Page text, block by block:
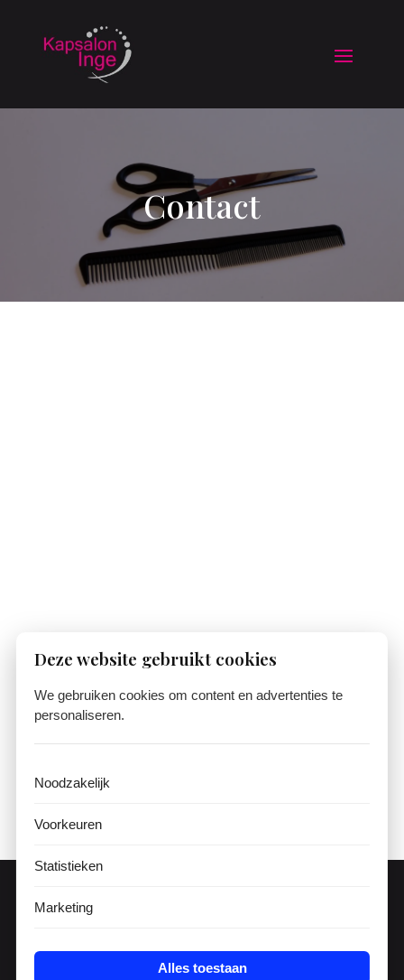
Contact
Deze website gebruikt cookies
We gebruiken cookies om content en advertenties te
personaliseren.
Noodzakelijk
Voorkeuren
Statistieken
Marketing
Alles toestaan